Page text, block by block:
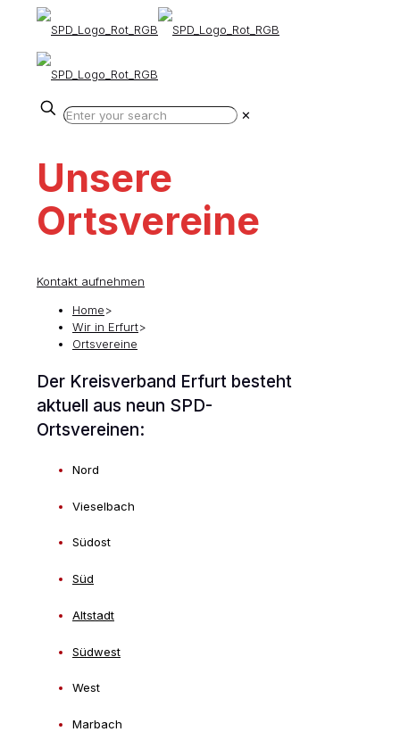
✕
Unsere
Ortsvereine
Kontakt aufnehmen
Home>
Wir in Erfurt>
Ortsvereine
Der Kreisverband Erfurt besteht
aktuell aus neun SPD-
Ortsvereinen:
Nord
Vieselbach
Südost
Süd
Altstadt
Südwest
West
Marbach